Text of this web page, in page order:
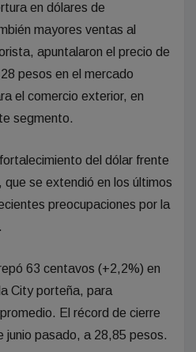
en dólares de
mayores ventas al
apuntalaron el precio de
pesos en el mercado
el comercio exterior, en
segmento.
del dólar frente
se extendió en los últimos
preocupaciones por la
63 centavos (+2,2%) en
City porteña, para
El récord de cierre
junio pasado, a 28,85 pesos.